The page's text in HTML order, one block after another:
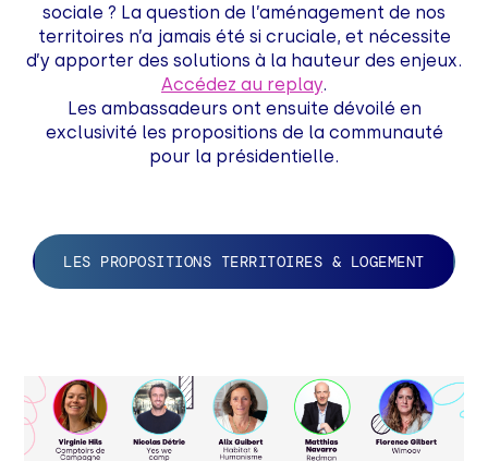
sociale ? La question de l’aménagement de nos
territoires n’a jamais été si cruciale, et nécessite
d’y apporter des solutions à la hauteur des enjeux.
Accédez au replay.
Les ambassadeurs ont ensuite dévoilé en
exclusivité les propositions de la communauté
pour la présidentielle.
LES PROPOSITIONS TERRITOIRES & LOGEMENT